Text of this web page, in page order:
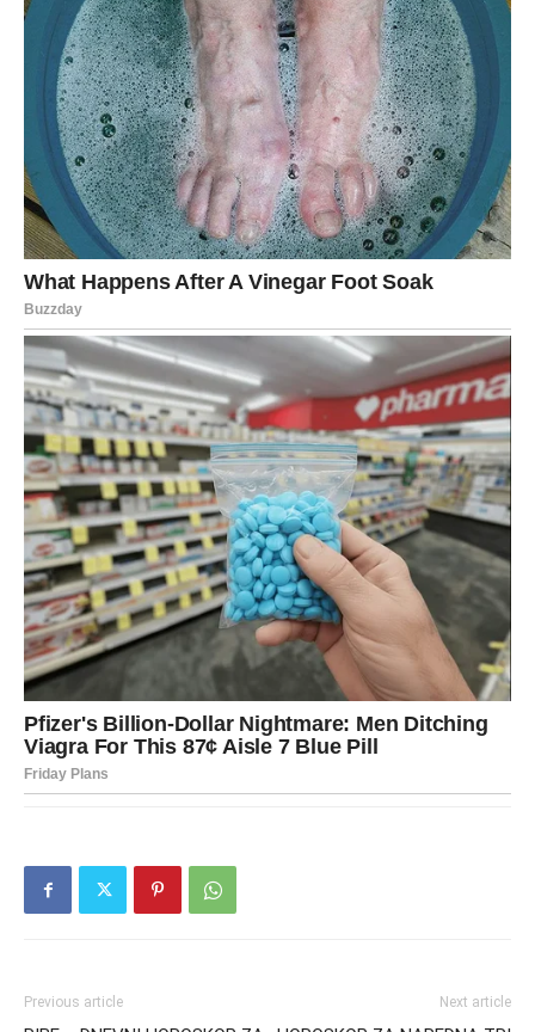
Previous article Next article